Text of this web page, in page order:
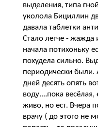
выделения, типа
уколола Бициллин
давала таблетки
Стало легче - жажда
начала потихоньку
похудела сильно.
периодически были.
дней десять опять
воду....пока весёлая,
живо, но ест. Вчера
врачу ( до этого не